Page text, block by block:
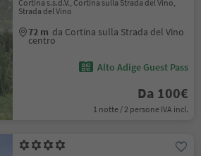
Cortina s.s.d.V., Cortina sulla Strada del Vino,
Strada del Vino
72 m da Cortina sulla Strada del Vino
centro
Alto Adige Guest Pass
Da 100€
1 notte / 2 persone IVA incl.